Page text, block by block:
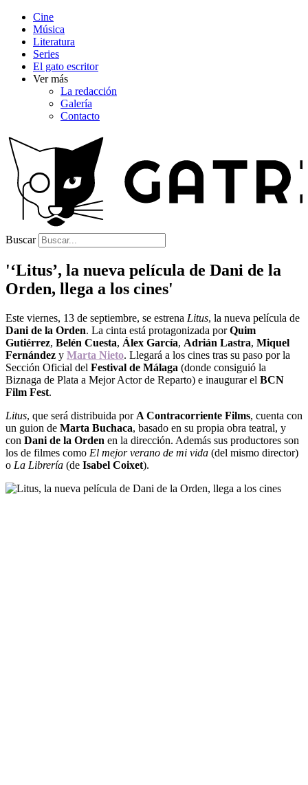
Cine
Música
Literatura
Series
El gato escritor
Ver más
La redacción
Galería
Contacto
Buscar
'‘Litus’, la nueva película de Dani de la
Orden, llega a los cines'
Este viernes, 13 de septiembre, se estrena Litus, la nueva película de
Dani de la Orden. La cinta está protagonizada porQuim
Gutiérrez, Belén Cuesta, Álex García, Adrián Lastra, Miquel
Fernández y Marta Nieto. Llegará a los cines tras su paso por la
Sección Oficial del Festival de Málaga (donde consiguió la
Biznaga de Plata a Mejor Actor de Reparto) e inaugurar el BCN
Film Fest.
Litus, que será distribuida por A Contracorriente Films, cuenta con
un guion de Marta Buchaca, basado en su propia obra teatral, y
con Dani de la Orden en la dirección. Además sus productores son
los de filmes como El mejor verano de mi vida (del mismo director)
o La Librería (de Isabel Coixet).